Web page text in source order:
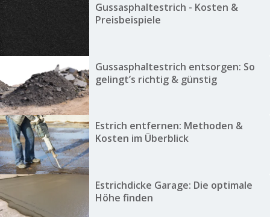
Gussasphaltestrich - Kosten &
Preisbeispiele
Gussasphaltestrich entsorgen: So
gelingt’s richtig & günstig
Estrich entfernen: Methoden &
Kosten im Überblick
Estrichdicke Garage: Die optimale
Höhe finden